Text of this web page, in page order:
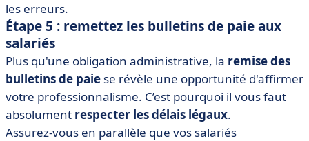
les erreurs.
Étape 5 : remettez les bulletins de paie aux
salariés
Plus qu'une obligation administrative, la remise des
bulletins de paie se révèle une opportunité d'affirmer
votre professionnalisme. C’est pourquoi il vous faut
absolument respecter les délais légaux.
Assurez-vous en parallèle que vos salariés